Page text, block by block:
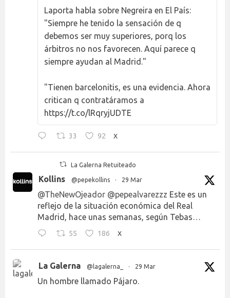
Laporta habla sobre Negreira en El País:
"Siempre he tenido la sensación de q
debemos ser muy superiores, porq los
árbitros no nos favorecen. Aquí parece q
siempre ayudan al Madrid."
"Tienen barcelonitis, es una evidencia. Ahora
critican q contratáramos a
https://t.co/lRqryjUDTE
33 92 X
La Galerna Retuiteado
Kollins @pepekollins · 29 Mar
@TheNewOjeador @pepealvarezzz Este es un
reflejo de la situación económica del Real
Madrid, hace unas semanas, según Tebas…
55 186 X
La Galerna @lagalerna_ · 29 Mar
Un hombre llamado Pájaro.